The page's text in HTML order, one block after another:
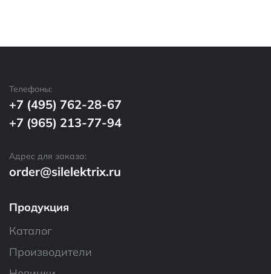
Телефоны:
+7 (495) 762-28-67
+7 (965) 213-77-94
Адрес для заказа:
order@silelektrix.ru
Продукция
Каталог
Производители